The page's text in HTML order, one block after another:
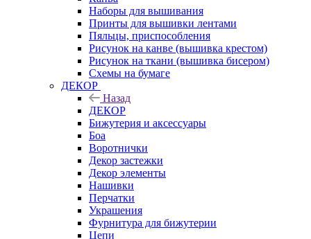
Наборы для вышивания
Принты для вышивки лентами
Пяльцы, приспособления
Рисунок на канве (вышивка крестом)
Рисунок на ткани (вышивка бисером)
Схемы на бумаге
ДЕКОР
Назад
ДЕКОР
Бижутерия и аксессуары
Боа
Воротнички
Декор застежки
Декор элементы
Нашивки
Перчатки
Украшения
Фурнитура для бижутерии
Цепи